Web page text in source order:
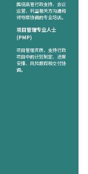
围绕高管行政支持、会议
运营、利益相关方沟通和
领导层协调的专业培训。
项目管理专业人士
(PMP)
项目管理资质，支持行政
项目中的计划制定、进度
安排、风险跟踪和交付协
调。